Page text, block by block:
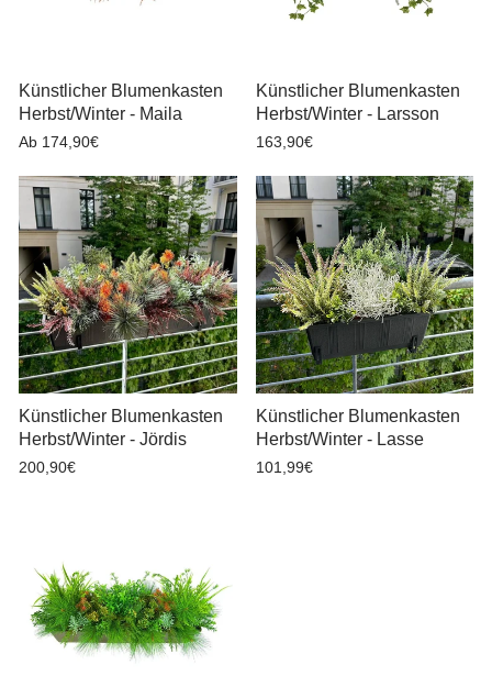
Künstlicher Blumenkasten
Herbst/Winter - Maila
Ab 174,90€
Künstlicher Blumenkasten
Herbst/Winter - Larsson
163,90€
Künstlicher Blumenkasten
Herbst/Winter - Jördis
200,90€
Künstlicher Blumenkasten
Herbst/Winter - Lasse
101,99€